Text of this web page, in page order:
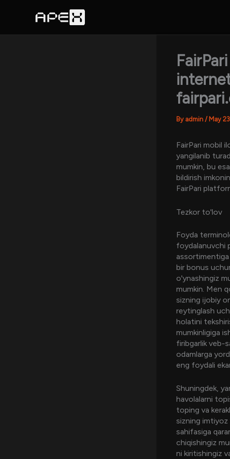
By admin / May
FairPari mobil
yangilanib
mumkin, bu
bildirish
FairPari
Tezkor to'lov
Foyda
foydalanuvchi
assortimentiga
bir bonus
o'ynashingiz
mumkin. Men
sizning ijobiy
reytinglash
holatini
mumkinligiga
firibgarlik veb-
odamlarga
eng foydali
Shuningdek,
havolalarni
toping va
sizning imtiyoz
sahifasiga
chiqishingiz
ni kiritishingiz